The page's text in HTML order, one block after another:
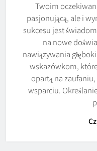
Twoim
pasjonującą, ale i
sukcesu jest
na nowe
nawiązywania
wskazówkom,
opartą na
wsparciu.